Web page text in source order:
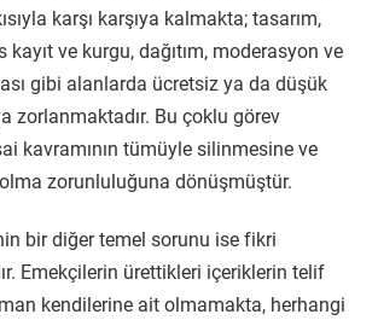
karşı karşıya kalmakta; tasarım,
ve kurgu, dağıtım, moderasyon ve
gibi alanlarda ücretsiz ya da düşük
zorlanmaktadır. Bu çoklu görev
kavramının tümüyle silinmesine ve
zorunluluğuna dönüşmüştür.
bir diğer temel sorunu ise fikri
Emekçilerin ürettikleri içeriklerin telif
kendilerine ait olmamakta, herhangi